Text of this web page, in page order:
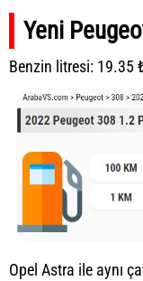
Yeni
Benzin litresi: 19.35
Opel Astra ile aynı